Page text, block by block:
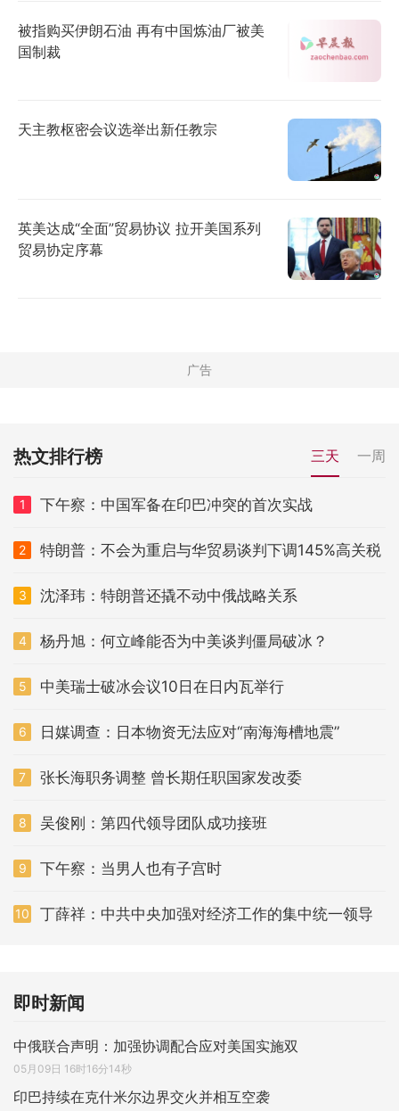
被指购买伊朗石油 再有中国炼油厂被美
国制裁
天主教枢密会议选举出新任教宗
英美达成“全面”贸易协议 拉开美国系列
贸易协定序幕
热文排行榜 三天 一周
1 下午察：中国军备在印巴冲突的首次实战
2 特朗普：不会为重启与华贸易谈判下调145%高关税
3 沈泽玮：特朗普还撬不动中俄战略关系
4 杨丹旭：何立峰能否为中美谈判僵局破冰？
5 中美瑞士破冰会议10日在日内瓦举行
6 日媒调查：日本物资无法应对“南海海槽地震”
7 张长海职务调整 曾长期任职国家发改委
8 吴俊刚：第四代领导团队成功接班
9 下午察：当男人也有子宫时
10 丁薛祥：中共中央加强对经济工作的集中统一领导
即时新闻
中俄联合声明：加强协调配合应对美国实施双
05月09日 16时16分14秒
印巴持续在克什米尔边界交火并相互空袭